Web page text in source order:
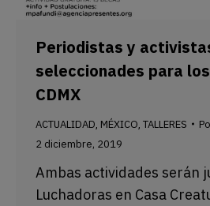
Periodistas y
seleccionades para
CDMX
ACTUALIDAD MÉXICO TALLERES
2 diciembre, 2019
Ambas actividades serán
Luchadoras en Casa